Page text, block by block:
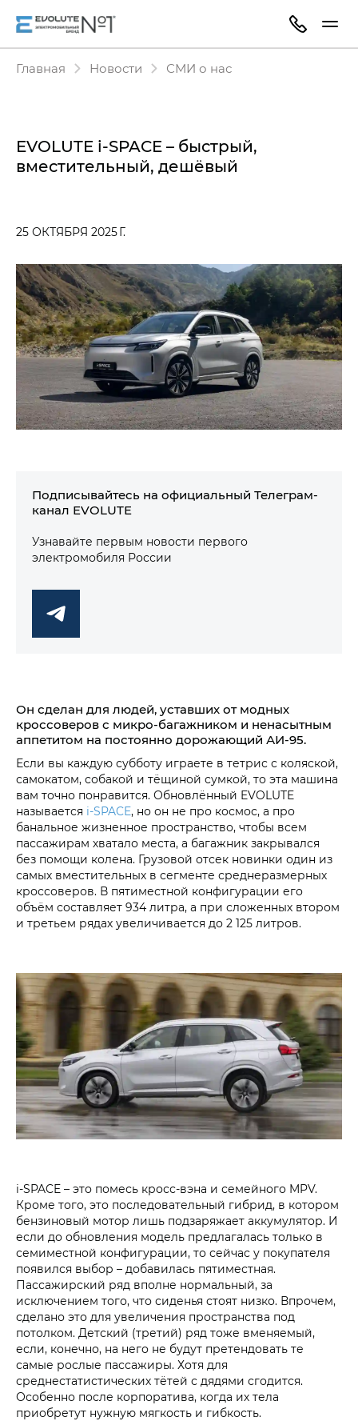
Главная Новости СМИ о нас
EVOLUTE i‑SPACE – быстрый,
вместительный, дешёвый
25 ОКТЯБРЯ 2025 Г.
Подписывайтесь на официальный Телеграм-
канал EVOLUTE
Узнавайте первым новости первого
электромобиля России
Он сделан для людей, уставших от модных
кроссоверов с микро-багажником и ненасытным
аппетитом на постоянно дорожающий АИ‑95.
Если вы каждую субботу играете в тетрис с коляской,
самокатом, собакой и тёщиной сумкой, то эта машина
вам точно понравится. Обновлённый EVOLUTE
называется i‑SPACE, но он не про космос, а про
банальное жизненное пространство, чтобы всем
пассажирам хватало места, а багажник закрывался
без помощи колена. Грузовой отсек новинки один из
самых вместительных в сегменте среднеразмерных
кроссоверов. В пятиместной конфигурации его
объём составляет 934 литра, а при сложенных втором
и третьем рядах увеличивается до 2 125 литров.
i‑SPACE – это помесь кросс-вэна и семейного MPV.
Кроме того, это последовательный гибрид, в котором
бензиновый мотор лишь подзаряжает аккумулятор. И
если до обновления модель предлагалась только в
семиместной конфигурации, то сейчас у покупателя
появился выбор – добавилась пятиместная.
Пассажирский ряд вполне нормальный, за
исключением того, что сиденья стоят низко. Впрочем,
сделано это для увеличения пространства под
потолком. Детский (третий) ряд тоже вменяемый,
если, конечно, на него не будут претендовать те
самые рослые пассажиры. Хотя для
среднестатистических тётей с дядями сгодится.
Особенно после корпоратива, когда их тела
приобретут нужную мягкость и гибкость.